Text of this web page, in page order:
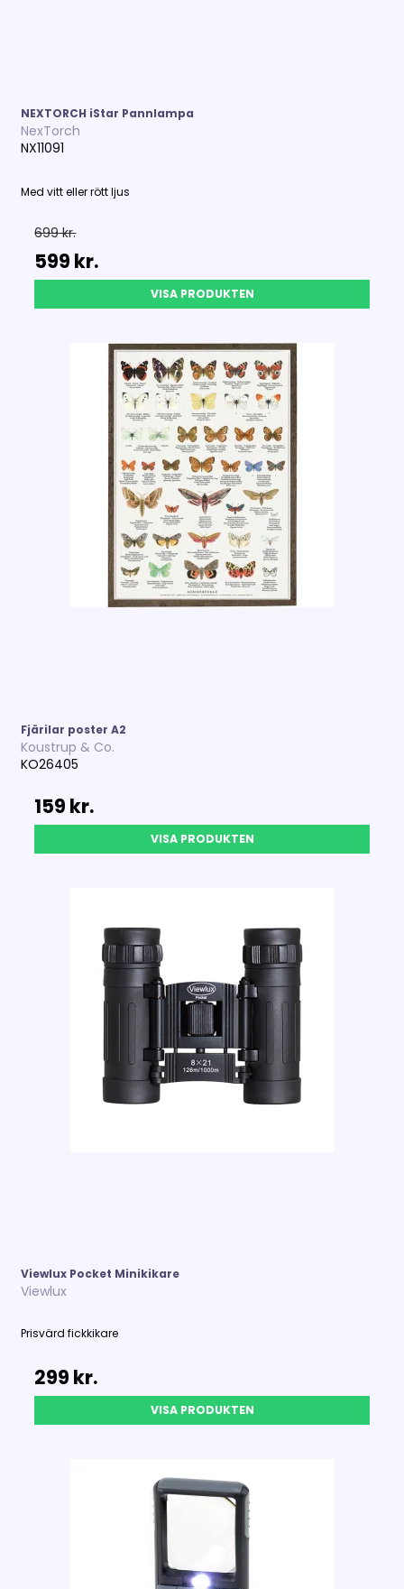
NEXTORCH iStar Pannlampa
NexTorch
NX11091
Med vitt eller rött ljus
699 kr.
599 kr.
VISA PRODUKTEN
Fjärilar poster A2
Koustrup & Co.
KO26405
159 kr.
VISA PRODUKTEN
Viewlux Pocket Minikikare
Viewlux
Prisvärdfickkikare
299 kr.
VISA PRODUKTEN